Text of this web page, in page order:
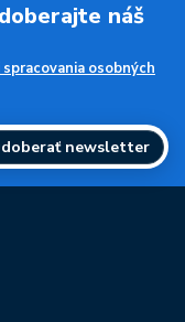
náš
osobných
newsletter